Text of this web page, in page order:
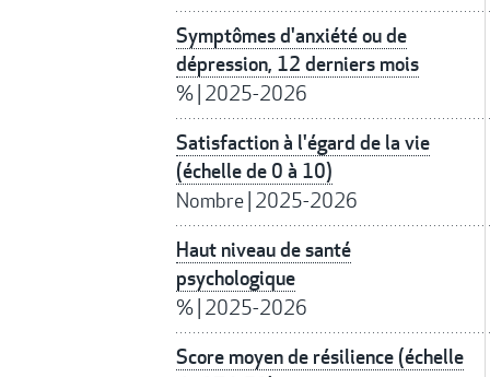
Symptômes d'anxiété ou de
dépression, 12 derniers mois
%| 2025-2026
Satisfaction à l'égard de la vie
(échelle de 0 à 10)
Nombre| 2025-2026
Haut niveau de santé
psychologique
%| 2025-2026
Score moyen de résilience (échelle